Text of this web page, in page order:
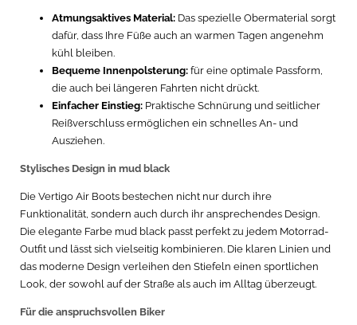
Atmungsaktives Material: Das spezielle Obermaterial sorgt
dafür, dass Ihre Füße auch an warmen Tagen angenehm
kühl bleiben.
Bequeme Innenpolsterung: für eine optimale Passform,
die auch bei längeren Fahrten nicht drückt.
Einfacher Einstieg: Praktische Schnürung und seitlicher
Reißverschluss ermöglichen ein schnelles An- und
Ausziehen.
Stylisches Design in mud black
Die Vertigo Air Boots bestechen nicht nur durch ihre
Funktionalität, sondern auch durch ihr ansprechendes Design.
Die elegante Farbe mud black passt perfekt zu jedem Motorrad-
Outfit und lässt sich vielseitig kombinieren. Die klaren Linien und
das moderne Design verleihen den Stiefeln einen sportlichen
Look, der sowohl auf der Straße als auch im Alltag überzeugt.
Für die anspruchsvollen Biker